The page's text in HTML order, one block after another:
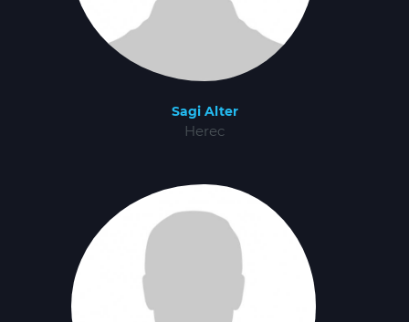
Sagi Alter
Herec